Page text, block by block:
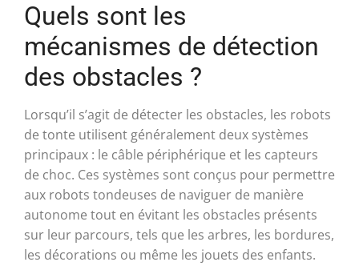
Quels sont les
mécanismes de détection
des obstacles ?
Lorsqu’il s’agit de détecter les obstacles, les robots
de tonte utilisent généralement deux systèmes
principaux : le câble périphérique et les capteurs
de choc. Ces systèmes sont conçus pour permettre
aux robots tondeuses de naviguer de manière
autonome tout en évitant les obstacles présents
sur leur parcours, tels que les arbres, les bordures,
les décorations ou même les jouets des enfants.